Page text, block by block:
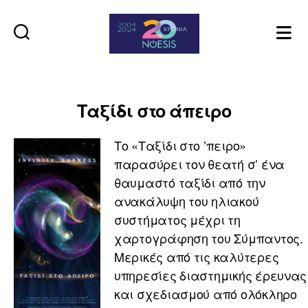
Ταξίδι στο άπειρο
Το «Ταξίδι στο ʼπειρο»
παρασύρει τον θεατή σ’ ένα
θαυμαστό ταξίδι από την
ανακάλυψη του ηλιακού
συστήματος μέχρι τη
χαρτογράφηση του Σύμπαντος.
Μερικές από τις καλύτερες
υπηρεσίες διαστημικής έρευνας
και σχεδιασμού από ολόκληρο